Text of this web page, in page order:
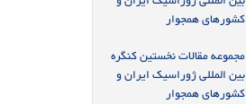
کشورهای همجوار
مجموعه مقالات نخستین کنگره
بین المللی ژوراسیک ایران و
کشورهای همجوار